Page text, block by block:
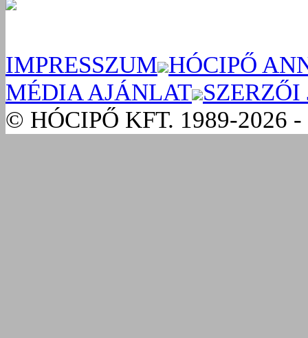
IMPRESSZUM HÓCIPŐ
MÉDIA AJÁNLAT SZERZŐI
© HÓCIPŐ KFT. 1989-2026